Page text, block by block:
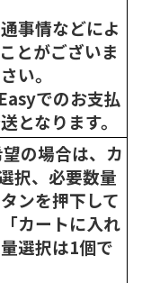
事情などによ
とがございま
い。
でのお支払
となります。
の場合は、カ
択、必要数量
ンを押下して
カートに入れ
選択は1個で